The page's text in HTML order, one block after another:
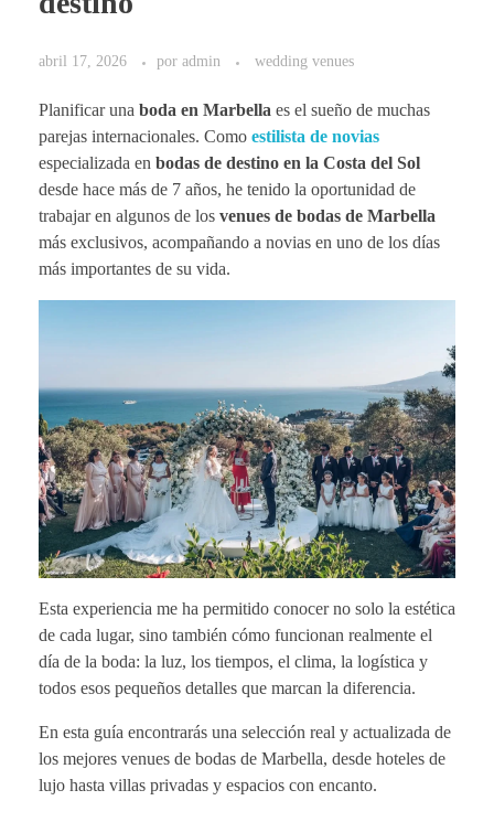
abril 17, 2026 por admin wedding venues
Planificar una boda en Marbella es el sueño de muchas
parejas internacionales. Como estilista de novias
especializada en bodas de destino en la Costa del Sol
desde hace más de 7 años, he tenido la oportunidad de
trabajar en algunos de los venues de bodas de Marbella
más exclusivos, acompañando a novias en uno de los días
más importantes de su vida.
Esta experiencia me ha permitido conocer no solo la estética
de cada lugar, sino también cómo funcionan realmente el
día de la boda: la luz, los tiempos, el clima, la logística y
todos esos pequeños detalles que marcan la diferencia.
En esta guía encontrarás una selección real y actualizada de
los mejores venues de bodas de Marbella, desde hoteles de
lujo hasta villas privadas y espacios con encanto.